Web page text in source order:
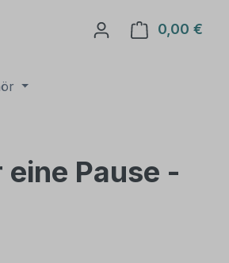
0,00 €
Pause -